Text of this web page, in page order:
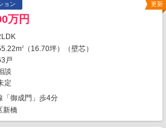
心地から近い999件までを
示しています。
更新
ョン
万円
2 （16.70坪）（壁芯）
戸
談
定
「御成門」歩4分
新橋